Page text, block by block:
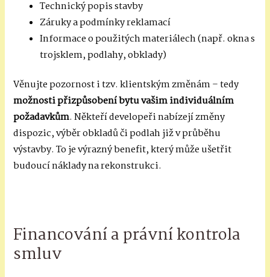
Technický popis stavby
Záruky a podmínky reklamací
Informace o použitých materiálech (např. okna s
trojsklem, podlahy, obklady)
Věnujte pozornost i tzv. klientským změnám – tedy
možnosti přizpůsobení bytu vašim individuálním
požadavkům. Někteří developeři nabízejí změny
dispozic, výběr obkladů či podlah již v průběhu
výstavby. To je výrazný benefit, který může ušetřit
budoucí náklady na rekonstrukci.
Financování a právní kontrola
smluv